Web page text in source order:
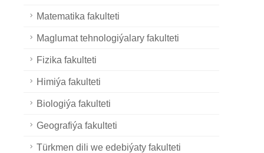
Matematika fakulteti
Maglumat tehnologiýalary fakulteti
Fizika fakulteti
Himiýa fakulteti
Biologiýa fakulteti
Geografiýa fakulteti
Türkmen dili we edebiýaty fakulteti